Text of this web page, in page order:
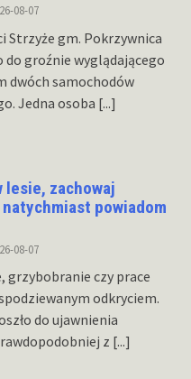
08-07
Strzyże gm. Pokrzywnica
do groźnie wyglądającego
dwóch samochodów
Jedna osoba [...]
lesie, zachowaj
powiadom
08-07
grzybobranie czy prace
odkryciem.
do ujawnienia
z [...]